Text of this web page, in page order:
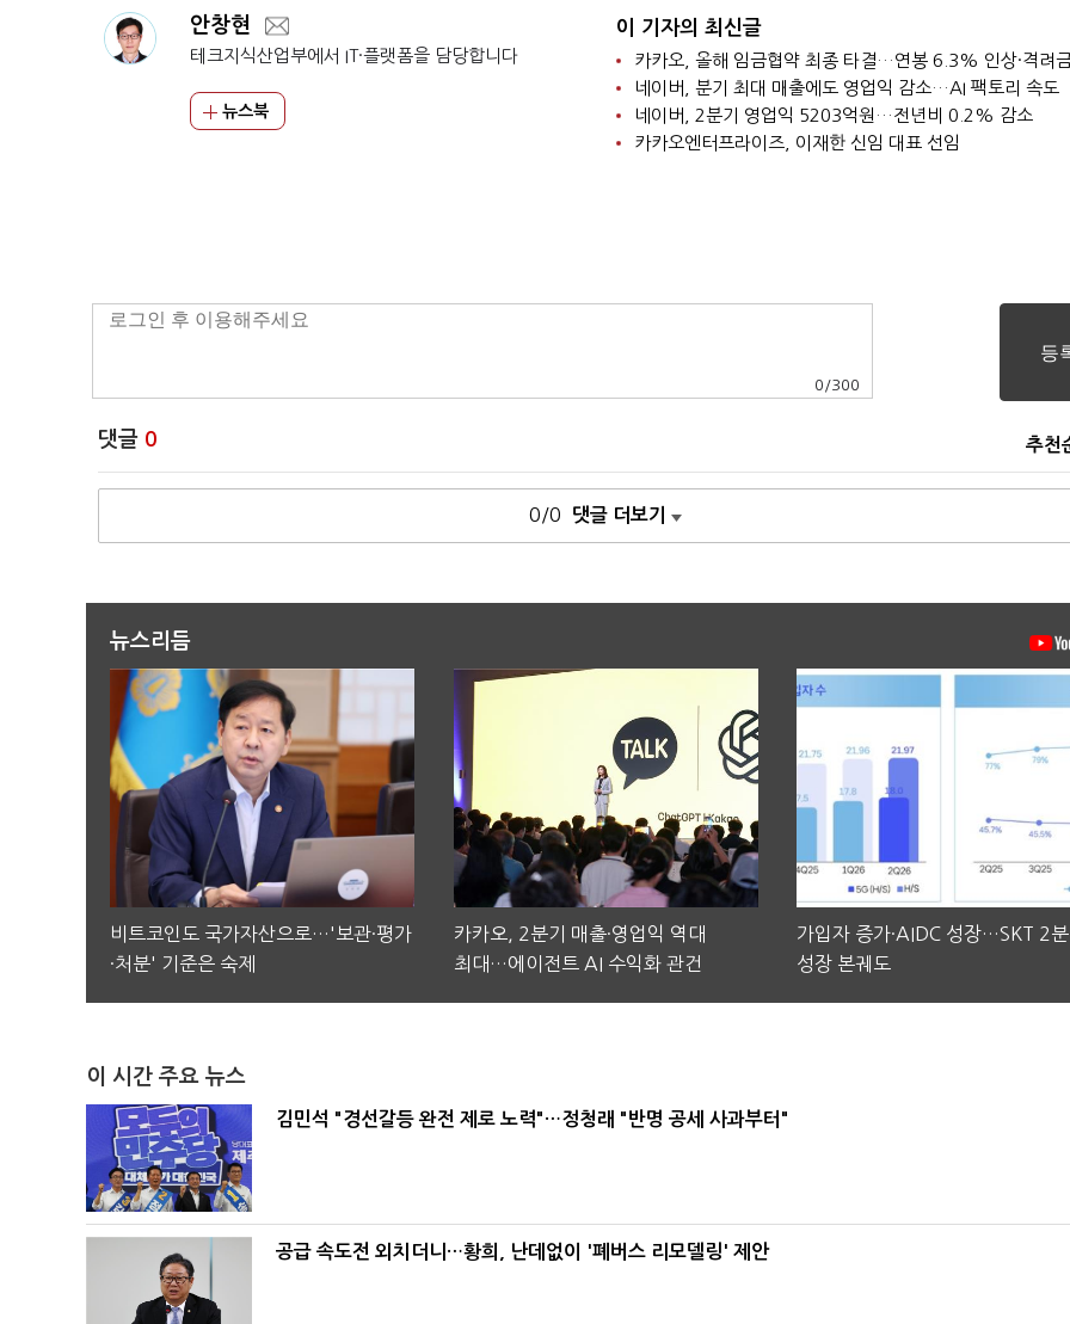
안창현
테크지식산업부에서 IT·플랫폼을 담당합니다
뉴스북
이 기자의 최신글
네이버, 분기 최대 매출에도 영업익 감소…AI 팩토리 속도
네이버, 2분기 영업익 5203억원…전년비 0.2% 감소
카카오엔터프라이즈, 이재한 신임 대표 선임
0 /300
댓글 0 추천
0/0 댓글 더보기
뉴스리듬
비트코인도 국가자산으로…'보관·평가
·처분' 기준은 숙제
카카오, 2분기 매출·영업익 역대
최대…에이전트 AI 수익화 관건
가입자 증가·AIDC 성장…SKT 2
성장 본궤도
이 시간 주요 뉴스
김민석 "경선갈등 완전 제로 노력"…정청래 "반명 공세 사과부터"
공급 속도전 외치더니…황희, 난데없이 '폐버스 리모델링' 제안